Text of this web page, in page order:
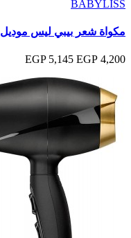
BABYLISS
مكواة شعر بيبي ليس موديل ST395
4,200 EGP
5,145 EGP